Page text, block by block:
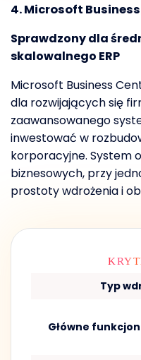
4. Microsoft
Sprawdzony dla
skalowalnego ERP
Microsoft Business
dla rozwijających się
zaawansowanego
inwestować w
korporacyjne. System
biznesowych, przy
prostoty wdrożenia i
Typ
Główne